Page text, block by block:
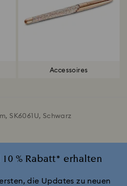
Accessoires
SK6061U, Schwarz
% Rabatt* erhalten
die Updates zu neuen